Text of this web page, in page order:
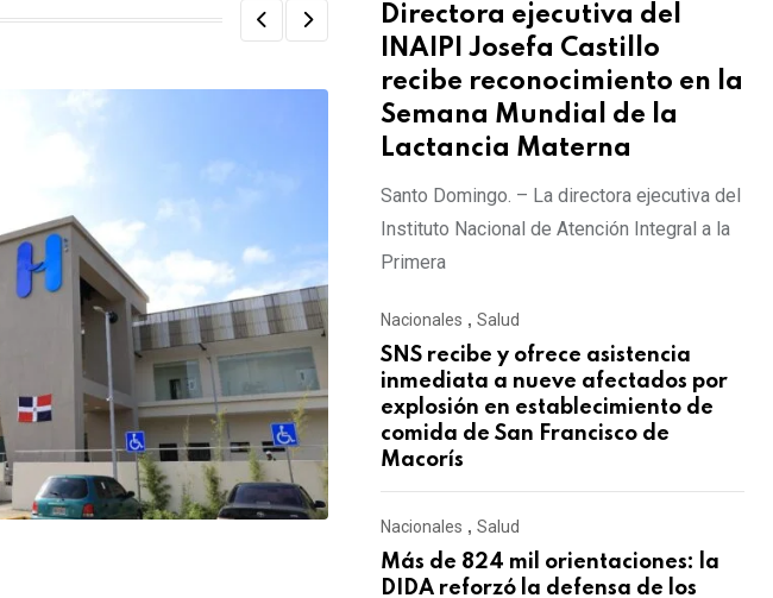
NACIONALES, SALUD
Directora ejecutiva del
INAIPI Josefa Castillo
recibe reconocimiento en la
Semana Mundial de la
Lactancia Materna
Santo Domingo. – La directora ejecutiva del
Instituto Nacional de Atención Integral a la
Primera
Nacionales , Salud
SNS recibe y ofrece asistencia
inmediata a nueve afectados por
explosión en establecimiento de
comida de San Francisco de
Macorís
Nacionales , Salud
Más de 824 mil orientaciones: la
DIDA reforzó la defensa de los